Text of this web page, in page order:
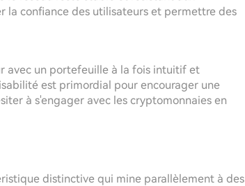
la confiance des utilisateurs et permettre des
avec un portefeuille à la fois intuitif et
est primordial pour encourager une
à s'engager avec les cryptomonnaies en
distinctive qui mine parallèlement à des